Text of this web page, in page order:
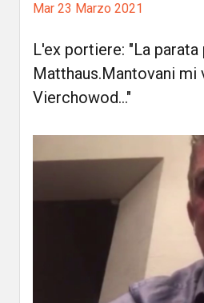
Mar 23 Marzo 2021
L'ex portiere: "La
Matthaus.Mantovani
Vierchowod..."